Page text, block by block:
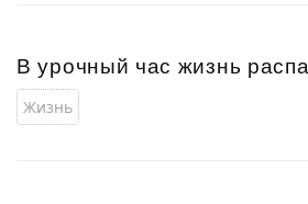
В урочный час жизнь
Жизнь